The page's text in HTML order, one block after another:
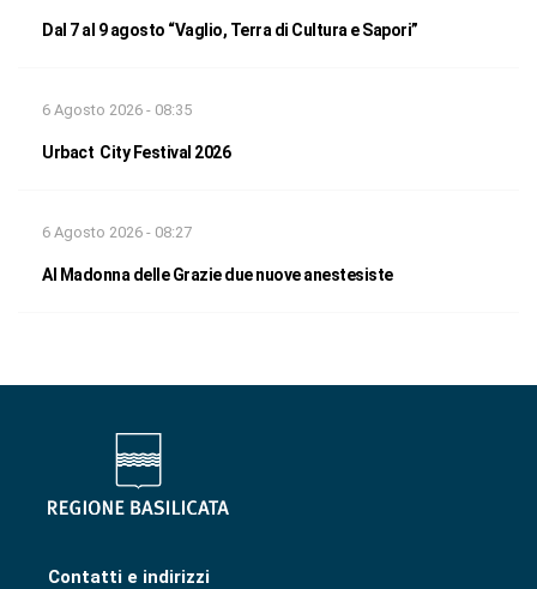
Dal 7 al 9 agosto “Vaglio, Terra di Cultura e Sapori”
6 Agosto 2026 - 08:35
Urbact City Festival 2026
6 Agosto 2026 - 08:27
Al Madonna delle Grazie due nuove anestesiste
Contatti e indirizzi